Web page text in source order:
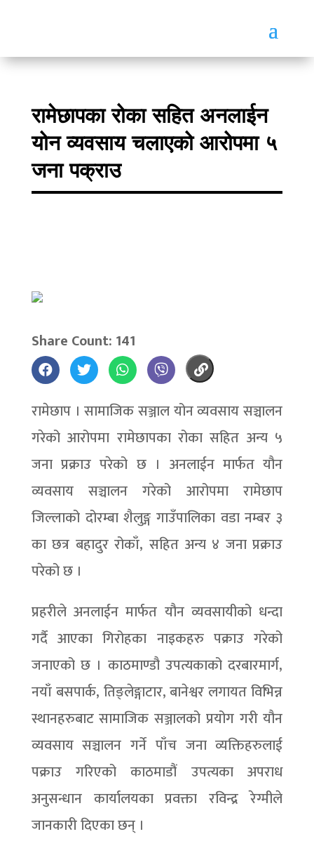
रामेछापका रोका सहित अनलाईन
योन व्यवसाय चलाएको आरोपमा ५
जना पक्राउ
Share Count: 141
रामेछाप । सामाजिक सञ्जाल योन व्यवसाय सञ्चालन
गरेको आरोपमा रामेछापका रोका सहित अन्य ५
जना प्रक्राउ परेको छ । अनलाईन मार्फत यौन
व्यवसाय सञ्चालन गरेको आरोपमा रामेछाप
जिल्लाको दोरम्बा शैलुङ्ग गाउँपालिका वडा नम्बर ३
का छत्र बहादुर रोकाँ, सहित अन्य ४ जना प्रक्राउ
परेको छ ।
प्रहरीले अनलाईन मार्फत यौन व्यवसायीको धन्दा
गर्दै आएका गिरोहका नाइकहरु पक्राउ गरेको
जनाएको छ । काठमाण्डौ उपत्यकाको दरबारमार्ग,
नयाँ बसपार्क, तिङ्लेङ्गाटार, बानेश्वर लगायत विभिन्न
स्थानहरुबाट सामाजिक सञ्जालको प्रयोग गरी यौन
व्यवसाय सञ्चालन गर्ने पाँच जना व्यक्तिहरुलाई
पक्राउ गरिएको काठमाडौं उपत्यका अपराध
अनुसन्धान कार्यालयका प्रवक्ता रविन्द्र रेग्मीले
जानकारी दिएका छन् ।